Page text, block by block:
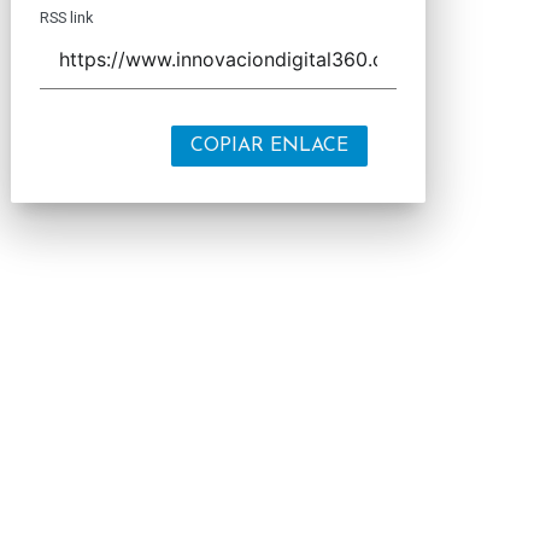
RSS link
COPIAR ENLACE